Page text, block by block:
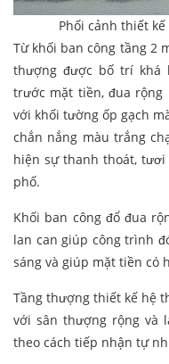
Phối cảnh thiết
Từ khối ban công tầng 2
thượng được bố trí khá
trước mặt tiền, đua rộng
với khối tường ốp gạch
chắn nắng màu trắng
hiện sự thanh thoát,
phố.
Khối ban công đổ đua
lan can giúp công trình
sáng và giúp mặt tiền có
Tầng thượng thiết kế hệ
với sân thượng rộng và
theo cách tiếp nhận tự